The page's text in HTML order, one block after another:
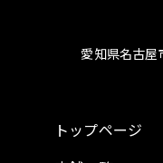
愛知県名古屋
トップページ